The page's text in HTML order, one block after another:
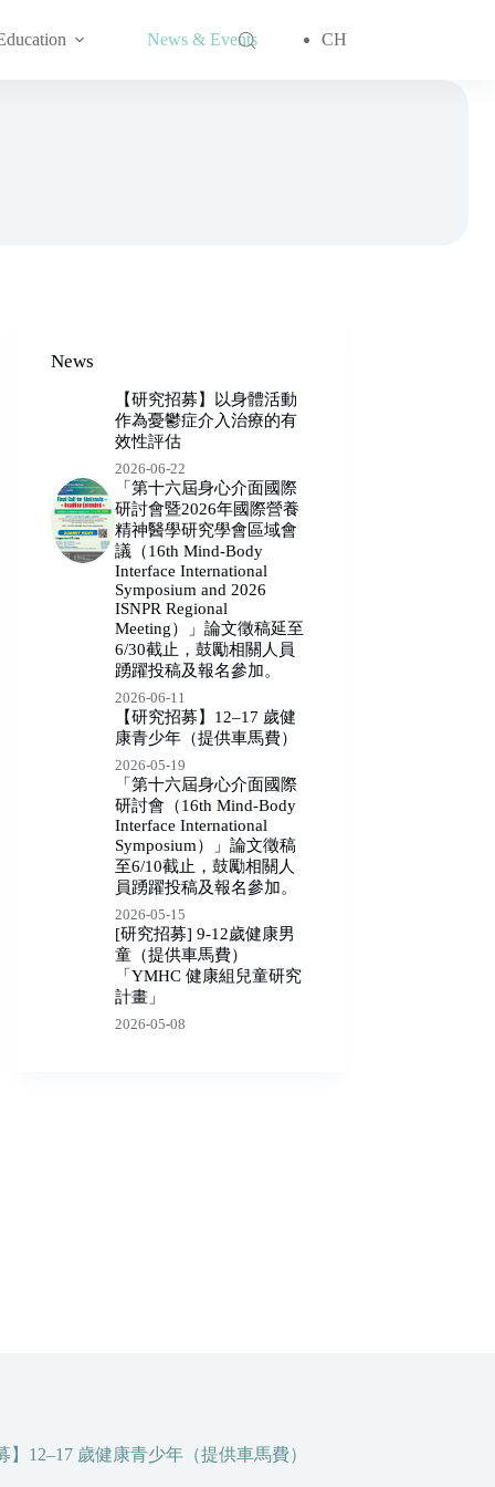
News & Events CH
News
【研究招募】以身體活動
作為憂鬱症介入治療的有
效性評估
2026-06-22
「第十六屆身心介面國際
研討會暨2026年國際營養
精神醫學研究學會區域會
議（16th Mind-Body
Interface International
Symposium and 2026
ISNPR Regional
Meeting）」論文徵稿延至
6/30截止，鼓勵相關人員
踴躍投稿及報名參加。
2026-06-11
【研究招募】12–17 歲健
康青少年（提供車馬費）
2026-05-19
「第十六屆身心介面國際
研討會（16th Mind-Body
Interface International
Symposium）」論文徵稿
至6/10截止，鼓勵相關人
員踴躍投稿及報名參加。
2026-05-15
[研究招募] 9-12歲健康男
童（提供車馬費）
「YMHC 健康組兒童研究
計畫」
2026-05-08
】12–17 歲健康青少年（提供車馬費）